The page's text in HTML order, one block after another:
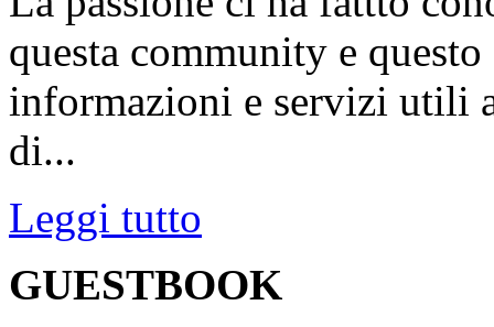
questa community e
informazioni e servizi utili
di...
Leggi tutto
GUESTBOOK